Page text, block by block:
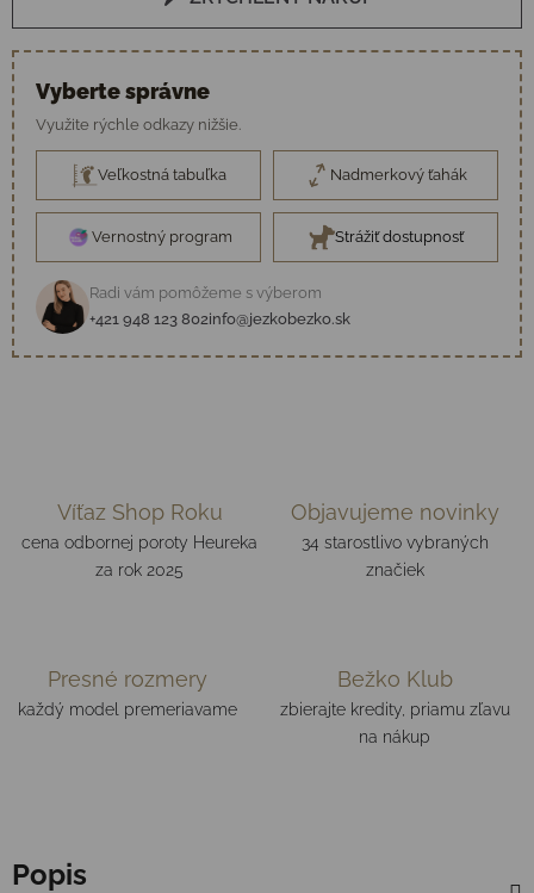
Vyberte správne
Využite rýchle odkazy nižšie.
Veľkostná tabuľka Nadmerkový ťahák
Vernostný program Strážiť dostupnosť
Radi vám pomôžeme s výberom
+421 948 123 802info@jezkobezko.sk
Víťaz Shop Roku
cena odbornej poroty Heureka
za rok 2025
Objavujeme novinky
34 starostlivo vybraných
značiek
Presné rozmery
každý model premeriavame
Bežko Klub
zbierajte kredity, priamu zľavu
na nákup
Popis